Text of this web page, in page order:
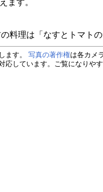
ます。
料理は「なすとトマト
ます。 写真の著作権は各カメ
応しています。ご覧になりや